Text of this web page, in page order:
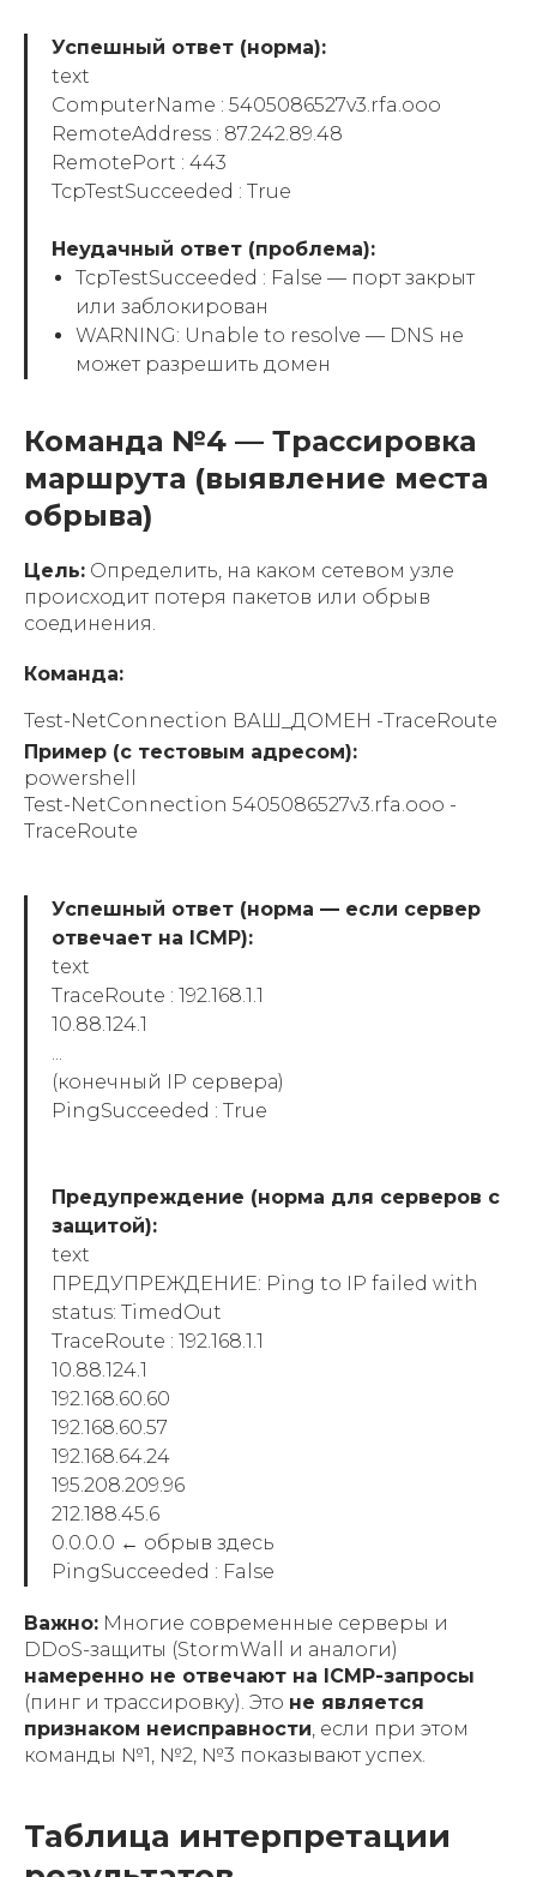
Успешный ответ (норма):
text
ComputerName : 5405086527v3.rfa.ooo
RemoteAddress : 87.242.89.48
RemotePort : 443
TcpTestSucceeded : True
Неудачный ответ (проблема):
TcpTestSucceeded : False — порт закрыт
или заблокирован
WARNING: Unable to resolve — DNS не
может разрешить домен
Команда №4 — Трассировка
маршрута (выявление места
обрыва)
Цель: Определить, на каком сетевом узле
происходит потеря пакетов или обрыв
соединения.
Команда:
Test-NetConnection ВАШ_ДОМЕН -TraceRoute
Пример (с тестовым адресом):
powershell
Test-NetConnection 5405086527v3.rfa.ooo -
TraceRoute
Успешный ответ (норма — если сервер
отвечает на ICMP):
text
TraceRoute : 192.168.1.1
10.88.124.1
...
(конечный IP сервера)
PingSucceeded : True
Предупреждение (норма для серверов с
защитой):
text
ПРЕДУПРЕЖДЕНИЕ: Ping to IP failed with
status: TimedOut
TraceRoute : 192.168.1.1
10.88.124.1
192.168.60.60
192.168.60.57
192.168.64.24
195.208.209.96
212.188.45.6
0.0.0.0 ← обрыв здесь
PingSucceeded : False
Важно: Многие современные серверы и
DDoS-защиты (StormWall и аналоги)
намеренно не отвечают на ICMP-запросы
(пинг и трассировку). Это не является
признаком неисправности, если при этом
команды №1, №2, №3 показывают успех.
Таблица интерпретации